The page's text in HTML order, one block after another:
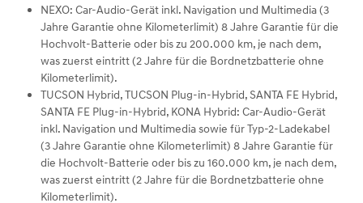
NEXO: Car-Audio-Gerät inkl. Navigation und Multimedia (3
Jahre Garantie ohne Kilometerlimit) 8 Jahre Garantie für die
Hochvolt-Batterie oder bis zu 200.000 km, je nach dem,
was zuerst eintritt (2 Jahre für die Bordnetzbatterie ohne
Kilometerlimit).
TUCSON Hybrid, TUCSON Plug-in-Hybrid, SANTA FE Hybrid,
SANTA FE Plug-in-Hybrid, KONA Hybrid: Car-Audio-Gerät
inkl. Navigation und Multimedia sowie für Typ-2-Ladekabel
(3 Jahre Garantie ohne Kilometerlimit) 8 Jahre Garantie für
die Hochvolt-Batterie oder bis zu 160.000 km, je nach dem,
was zuerst eintritt (2 Jahre für die Bordnetzbatterie ohne
Kilometerlimit).